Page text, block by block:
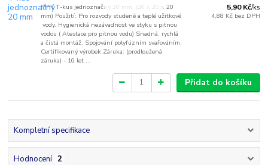
PPR T-kus jednoznačný 20 mm (20 x 20 x 20
mm) Použití: Pro rozvody studené a teplé užitkové
vody. Hygienická nezávadnost ve styku s pitnou
vodou ( Atestace pro pitnou vodu) Snadná, rychlá
a čistá montáž. Spojování polyfúzním svařováním.
Certifikovaný výrobek Záruka: (prodloužená
záruka) - 10 let ...
5,90 Kč/ks
4,88 Kč bez DPH
Přidat do košíku
Kompletní specifikace
Hodnocení 2